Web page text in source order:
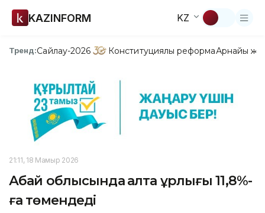
KAZINFORM KZ
Тренд:Сайлау-2026 Конституциялық реформаАрнайы
21:11, 18 Мамыр 2026
Абай облысында қалта ұрлығы 11,8%-
ға төмендеді